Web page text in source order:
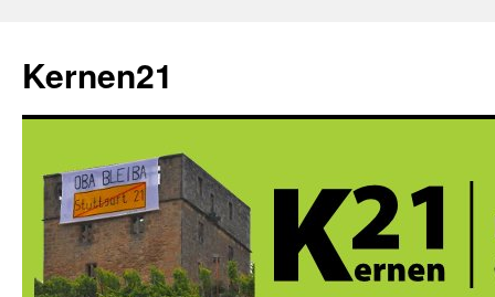
springen
Kernen21